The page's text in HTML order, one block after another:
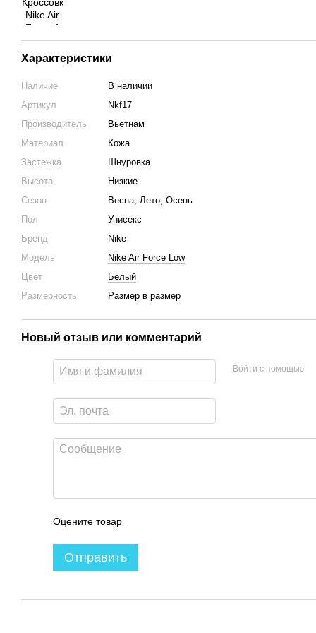
Характеристики
Наличие
В наличии
Артикул
Nkf17
Производитель
Вьетнам
Материал
Кожа
Застежка
Шнуровка
Высота
Низкие
Сезон
Весна, Лето, Осень
Пол
Унисекс
Бренд
Nike
Модель
Nike Air Force Low
Цвет
Белый
Размерность
Размер в размер
Новый отзыв или комментарий
Войти с помощью
Оцените товар
Отправить